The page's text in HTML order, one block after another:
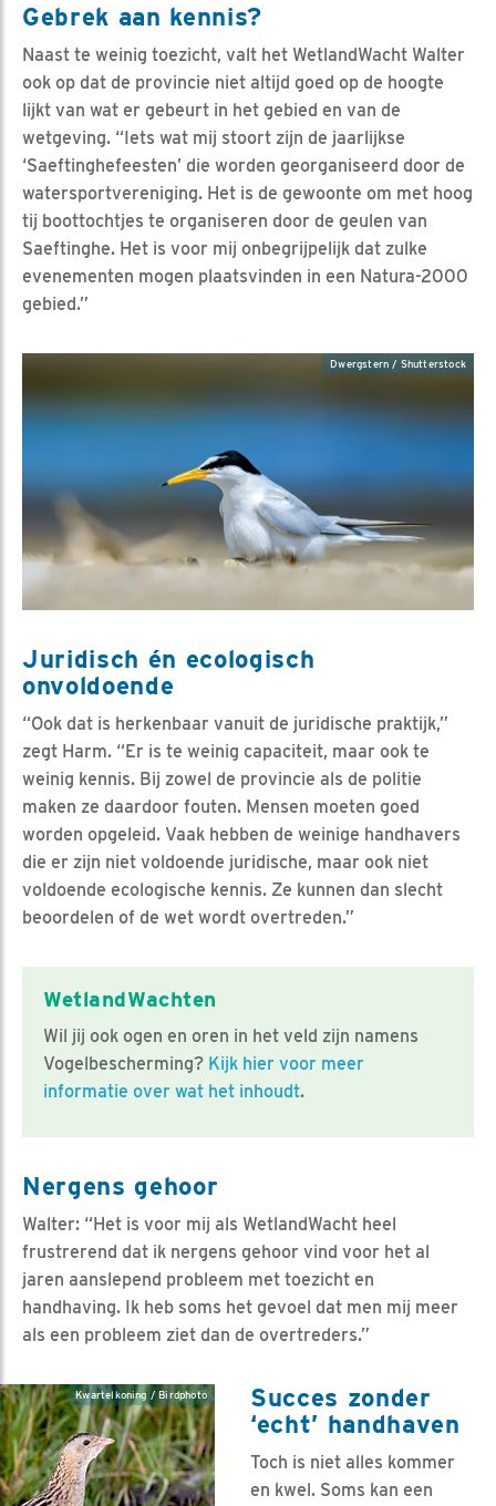
Gebrek aan kennis?
Naast te weinig toezicht, valt het WetlandWacht Walter
ook op dat de provincie niet altijd goed op de hoogte
lijkt van wat er gebeurt in het gebied en van de
wetgeving. “Iets wat mij stoort zijn de jaarlijkse
‘Saeftinghefeesten’ die worden georganiseerd door de
watersportvereniging. Het is de gewoonte om met hoog
tij boottochtjes te organiseren door de geulen van
Saeftinghe. Het is voor mij onbegrijpelijk dat zulke
evenementen mogen plaatsvinden in een Natura-2000
gebied.”
Dwergstern / Shutterstock
Juridisch én ecologisch
onvoldoende
“Ook dat is herkenbaar vanuit de juridische praktijk,”
zegt Harm. “Er is te weinig capaciteit, maar ook te
weinig kennis. Bij zowel de provincie als de politie
maken ze daardoor fouten. Mensen moeten goed
worden opgeleid. Vaak hebben de weinige handhavers
die er zijn niet voldoende juridische, maar ook niet
voldoende ecologische kennis. Ze kunnen dan slecht
beoordelen of de wet wordt overtreden.”
WetlandWachten
Wil jij ook ogen en oren in het veld zijn namens
Vogelbescherming? Kijk hier voor meer
informatie over wat het inhoudt.
Nergens gehoor
Walter: “Het is voor mij als WetlandWacht heel
frustrerend dat ik nergens gehoor vind voor het al
jaren aanslepend probleem met toezicht en
handhaving. Ik heb soms het gevoel dat men mij meer
als een probleem ziet dan de overtreders.”
Kwartelkoning / Birdphoto
Succes zonder
‘echt’ handhaven
Toch is niet alles kommer
en kwel. Soms kan een